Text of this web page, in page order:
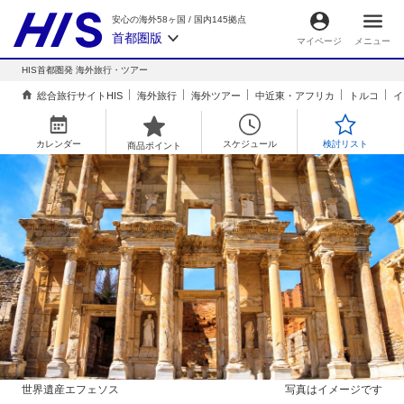
安心の海外58ヶ国 / 国内145拠点
首都圏版 マイページ メニュー
HIS首都圏発 海外旅行・ツアー
総合旅行サイトHIS 海外旅行 海外ツアー 中近東・アフリカ トルコ
カレンダー 商品ポイント スケジュール 検討リスト
世界遺産エフェソス 写真はイメージです